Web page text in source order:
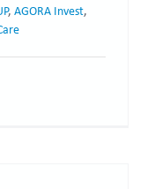
, AGORA Invest,